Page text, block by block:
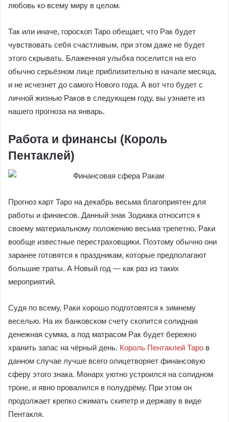
любовь ко всему миру в целом.
Так или иначе, гороскоп Таро обещает, что Рак будет
чувствовать себя счастливым, при этом даже не будет
этого скрывать. Блаженная улыбка поселится на его
обычно серьёзном лице приблизительно в начале месяца,
и не исчезнет до самого Нового года. А вот что будет с
личной жизнью Раков в следующем году, вы узнаете из
нашего прогноза на январь.
Работа и финансы (Король
Пентаклей)
Прогноз карт Таро на декабрь весьма благоприятен для
работы и финансов. Данный знак Зодиака относится к
своему материальному положению весьма трепетно, Раки
вообще известные перестраховщики. Поэтому обычно они
заранее готовятся к праздникам, которые предполагают
большие траты. А Новый год ― как раз из таких
мероприятий.
Судя по всему, Раки хорошо подготовятся к зимнему
веселью. На их банковском счету скопится солидная
денежная сумма, а под матрасом Рак будет бережно
хранить запас на чёрный день. Король Пентаклей Таро в
данном случае лучше всего олицетворяет финансовую
сферу этого знака. Монарх уютно устроился на солидном
троне, и явно провалился в полудрёму. При этом он
продолжает крепко сжимать скипетр и державу в виде
Пентакля.